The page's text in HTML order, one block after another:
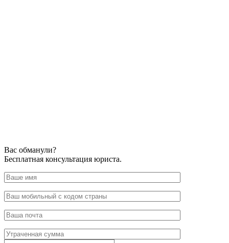
Вас обманули?
Бесплатная консультация юриста.